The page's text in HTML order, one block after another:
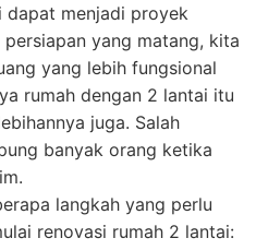
dapat menjadi proyek
yang matang, kita
yang lebih fungsional
rumah dengan 2 lantai itu
juga. Salah
banyak orang ketika
langkah yang perlu
renovasi rumah 2 lantai: